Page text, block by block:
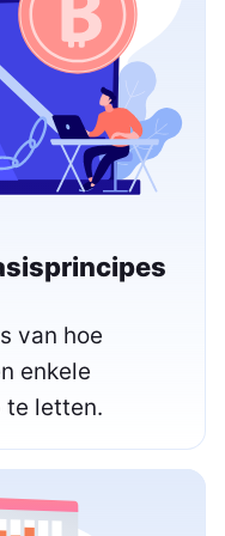
van hoe
enkele
te letten.